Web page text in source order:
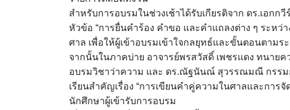
สำหรับการอบรมในช่วงเช้าได้รับเกียรติจาก ดร.เอ
หัวข้อ “การยื่นคำร้อง คำขอ และคำแถลงต่าง ๆ ระห
ศาล เพื่อให้ผู้เข้าอบรมเข้าใจกลยุทธ์และขั้นตอนตามร
จากนั้นในภาคบ่าย อาจารย์พรสวัสดิ์ เพชรแดง ทนา
อบรมวิชาว่าความ และ ดร.ณัฐนันณ์ สุวรรณมณี กรร
เรียนสำคัญเรื่อง “การเขียนคำคู่ความในศาลและการ
นักศึกษาผู้เข้ารับการอบรม